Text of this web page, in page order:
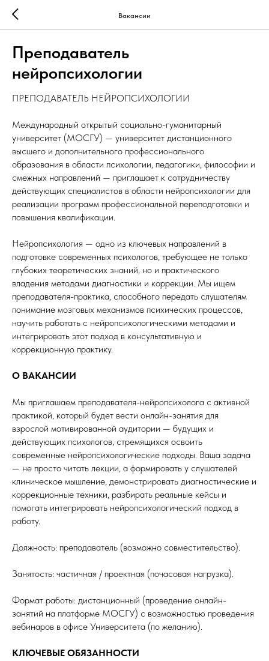
Вакансии
Преподаватель
нейропсихологии
ПРЕПОДАВАТЕЛЬ НЕЙРОПСИХОЛОГИИ
Международный открытый социально-гуманитарный
университет (МОСГУ) — университет дистанционного
высшего и дополнительного профессионального
образования в области психологии, педагогики, философии и
смежных направлений — приглашает к сотрудничеству
действующих специалистов в области нейропсихологии для
реализации программ профессиональной переподготовки и
повышения квалификации.
Нейропсихология — одно из ключевых направлений в
подготовке современных психологов, требующее не только
глубоких теоретических знаний, но и практического
владения методами диагностики и коррекции. Мы ищем
преподавателя-практика, способного передать слушателям
понимание мозговых механизмов психических процессов,
научить работать с нейропсихологическими методами и
интегрировать этот подход в консультативную и
коррекционную практику.
О ВАКАНСИИ
Мы приглашаем преподавателя-нейропсихолога с активной
практикой, который будет вести онлайн-занятия для
взрослой мотивированной аудитории — будущих и
действующих психологов, стремящихся освоить
современные нейропсихологические подходы. Ваша задача
— не просто читать лекции, а формировать у слушателей
клиническое мышление, демонстрировать диагностические и
коррекционные техники, разбирать реальные кейсы и
помогать интегрировать нейропсихологический подход в
работу.
Должность: преподаватель (возможно совместительство).
Занятость: частичная / проектная (почасовая нагрузка).
Формат работы: дистанционный (проведение онлайн-
занятий на платформе МОСГУ) с возможностью проведения
вебинаров в офисе Университета (по желанию).
КЛЮЧЕВЫЕ ОБЯЗАННОСТИ